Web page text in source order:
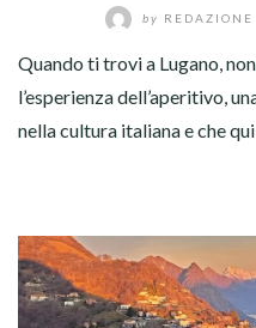
by REDAZIONE
Quando ti trovi a Lugano,
l’esperienza dell’aperitivo,
nella cultura italiana e che